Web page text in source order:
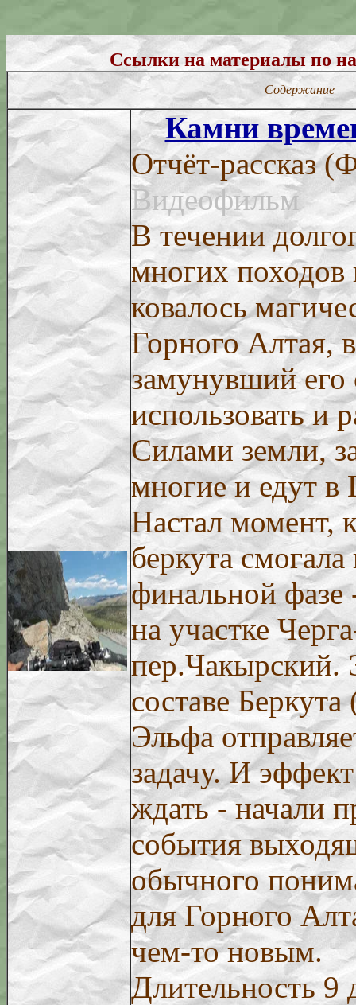
Ссылки на материалы по
Содержание
Камни
Отчёт-рассказ
Видеофильм
В течении
многих походов
ковалось
Горного Алтая,
замунувший его
использовать и
Силами земли,
многие и едут
Настал момент,
беркута
финальной фазе
на участке
пер.Чакырский.
составе
Эльфа
задачу. И
ждать - начали
события
обычного
для Горного
чем-то новым.
Длительность 9